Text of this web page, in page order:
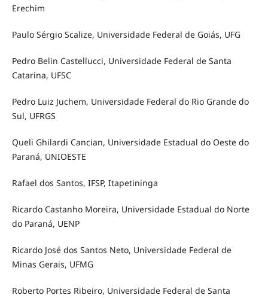
Erechim
Paulo Sérgio Scalize, Universidade Federal de Goiás, UFG
Pedro Belin Castellucci, Universidade Federal de Santa
Catarina, UFSC
Pedro Luiz Juchem, Universidade Federal do Rio Grande do
Sul, UFRGS
Queli Ghilardi Cancian, Universidade Estadual do Oeste do
Paraná, UNIOESTE
Rafael dos Santos, IFSP, Itapetininga
Ricardo Castanho Moreira, Universidade Estadual do Norte
do Paraná, UENP
Ricardo José dos Santos Neto, Universidade Federal de
Minas Gerais, UFMG
Roberto Portes Ribeiro, Universidade Federal de Santa